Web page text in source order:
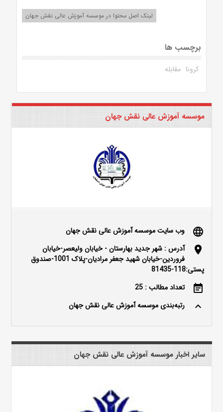
لینک اصل محتوا در موسسه آموزش عالی نقش جهان
برچسب ها
کرونا مقابله
موسسه آموزش عالی نقش جهان
language وب سایت موسسه آموزش عالی نقش جهان
location_on
آدرس : شهر جدید بهارستان - خیابان ولیعصر-خیابان
فروردین-خیابان شهید جعفر مرادیان-پلاک 1001-صندوق
پستی:118-81435
event_note تعداد مطالب : 25
keyboard_arrow_up رتبه‌بندی موسسه آموزش عالی نقش جهان
سایر اخبار موسسه آموزش عالی نقش جهان